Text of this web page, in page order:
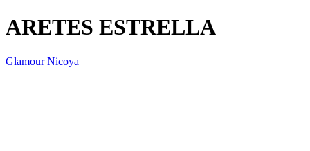
ARETES ESTRELLA
Glamour Nicoya